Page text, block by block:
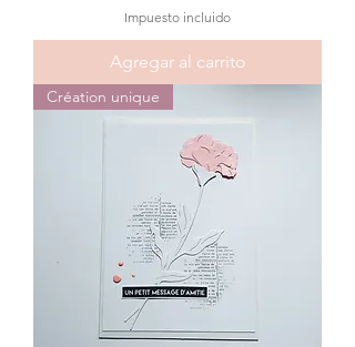
Impuesto incluido
Agregar al carrito
Création unique